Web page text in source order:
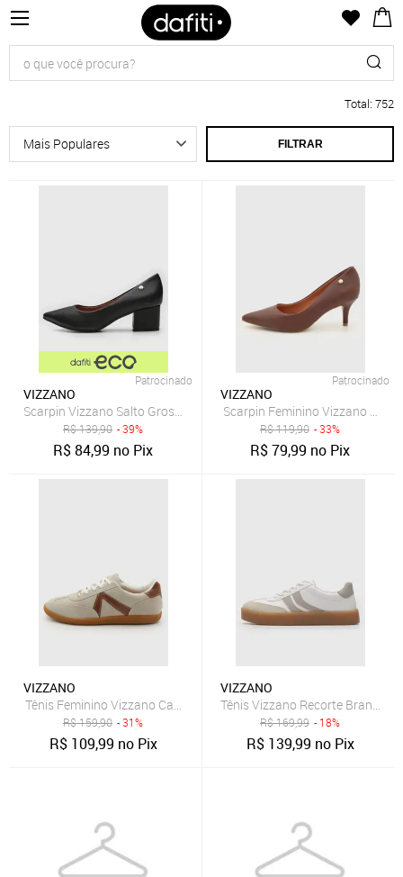
Total: 752
FILTRAR
Patrocinado
VIZZANO
Scarpin Vizzano Salto Grosso Preto
R$139,90 - 39%
R$84,99 no Pix
Patrocinado
VIZZANO
Scarpin Feminino Vizzano Bico
R$119,90 - 33%
R$79,99 no Pix
VIZZANO
Tênis Feminino Vizzano Cano Baixo Bege
R$159,90 - 31%
R$ 109,99 no Pix
VIZZANO
Tênis Vizzano Recorte Branco
R$169,99 - 18%
R$ 139,99 no Pix